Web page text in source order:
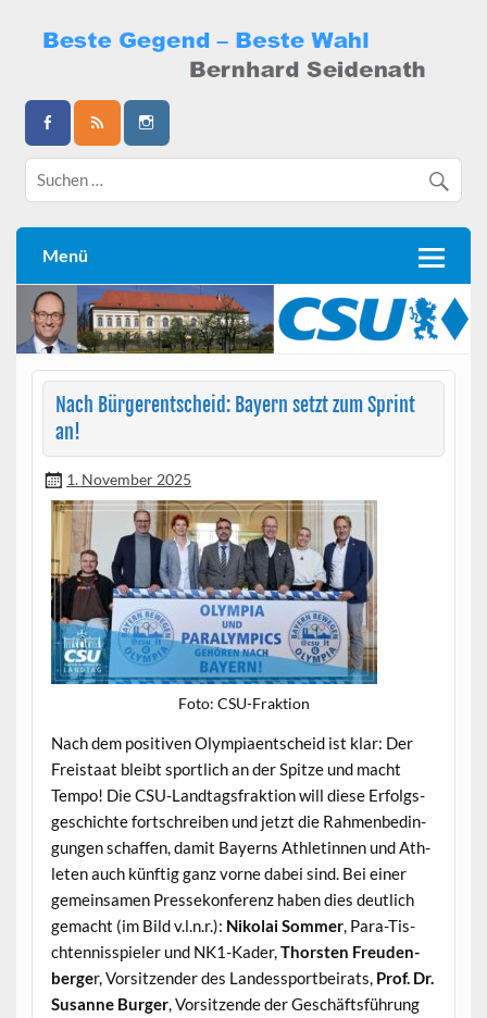
content
Bernhard Seidenath
Menü
Nach Bürgerentscheid: Bayern setzt zum Sprint
an!
1. November 2025
Foto: CSU-Frak­tion
Nach dem pos­i­tiv­en Olympiaentscheid ist klar: Der
Freis­taat bleibt sportlich an der Spitze und macht
Tem­po! Die CSU-Land­tags­frak­tion will diese Erfol­gs­
geschichte fortschreiben und jet­zt die Rah­menbe­din­
gun­gen schaf­fen, damit Bay­erns Ath­letinnen und Ath­
leten auch kün­ftig ganz vorne dabei sind. Bei ein­er
gemein­samen Pressekon­ferenz haben dies deut­lich
gemacht (im Bild v.l.n.r.): Niko­lai Som­mer, Para-Tis­
chten­nis­spiel­er und NK1-Kad­er,Thorsten Freuden­
berger, Vor­sitzen­der des Lan­dess­port­beirats, Prof. Dr.
Susanne Burg­er, Vor­sitzende der Geschäfts­führung